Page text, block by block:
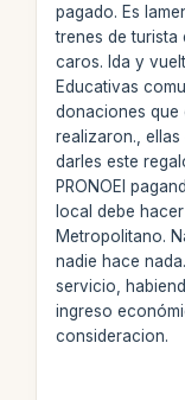
pagado. Es
trenes de turista
caros. Ida y
Educativas
donaciones que
realizaron.,
darles este
PRONOEI
local debe
Metropolitano.
nadie hace
servicio,
ingreso
consideracion.